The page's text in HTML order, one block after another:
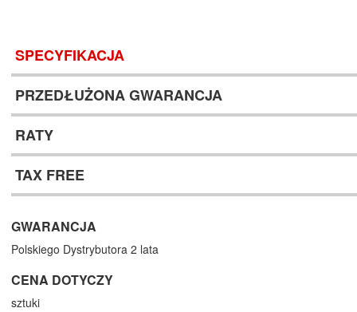
SPECYFIKACJA
PRZEDŁUŻONA GWARANCJA
RATY
TAX FREE
GWARANCJA
Polskiego Dystrybutora 2 lata
CENA DOTYCZY
sztuki